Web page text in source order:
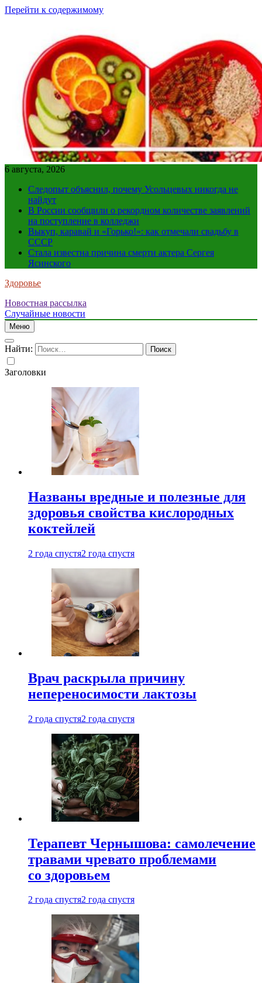
Перейти к содержимому
6 августа, 2026
Следопыт объяснил, почему Усольцевых никогда не
найдут
В России сообщили о рекордном количестве заявлений
на поступление в колледжи
Выкуп, каравай и «Горько!»: как отмечали свадьбу в
СССР
Стала известна причина смерти актера Сергея
Ясинского
Здоровье
Новостная рассылка
Случайные новости
Меню
Найти:
Заголовки
Названы вредные и полезные для
здоровья свойства кислородных
коктейлей
2 года спустя2 года спустя
Врач раскрыла причину
непереносимости лактозы
2 года спустя2 года спустя
Терапевт Чернышова: самолечение
травами чревато проблемами
со здоровьем
2 года спустя2 года спустя